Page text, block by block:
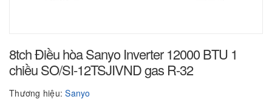
8tch Điều hòa Sanyo Inverter 12000 BTU 1
chiều SO/SI-12TSJIVND gas R-32
Thương hiệu: Sanyo